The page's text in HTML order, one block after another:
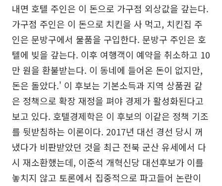
내면 호텔 주인은 이 돈으로 가구점 외상값을 갚는다.
가구점 주인은 이 돈으로 치킨을 사 먹고, 치킨집 주
인은 문방구에서 물품을 구입한다. 문방구 주인은 호
텔에 빚을 갚는다. 이후 여행객이 예약을 취소하고 10
만 원을 환불받는다. 이 동네에 들어온 돈이 없지만,
돈은 돌았다.' 이 후보는 기본소득과 지역 상품권 같
은 정책으로 확장 재정을 펴야 경제가 활성화된다고
보고 있다. 호텔경제학은 이 후보의 이같은 정책 기조
를 뒷받침하는 이론이다. 2017년 대선 경선 당시 꺼
냈다가 비판받았던 것을 최근 전북 군산 유세에서 다
시 재소환했는데, 이준석 개혁신당 대선후보가 이를
놓치지 않고 토론에서 집중적으로 파고들어 논란이